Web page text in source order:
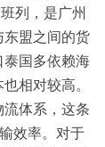
列，是广州
盟之间的货
国多依赖海
相对较高。
体系，这条
效率。对于